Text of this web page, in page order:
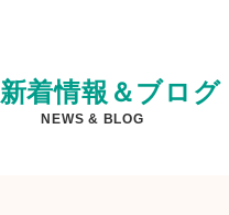
新着情報＆ブログ
NEWS & BLOG